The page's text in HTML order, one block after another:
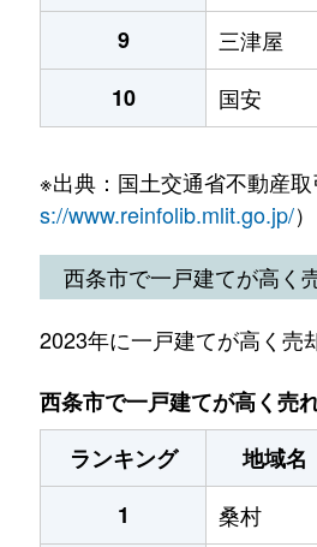
9
三津屋
10
国安
※出典：国土交通省不動産
s://www.reinfolib.mlit.go.jp/
西条市で一戸建てが高く
2023年に一戸建てが高く売
西条市で一戸建てが高く売
ランキング
地域名
1
桑村